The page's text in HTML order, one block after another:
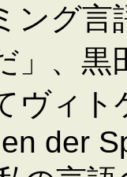
ング
」、黒
ヴィ
der